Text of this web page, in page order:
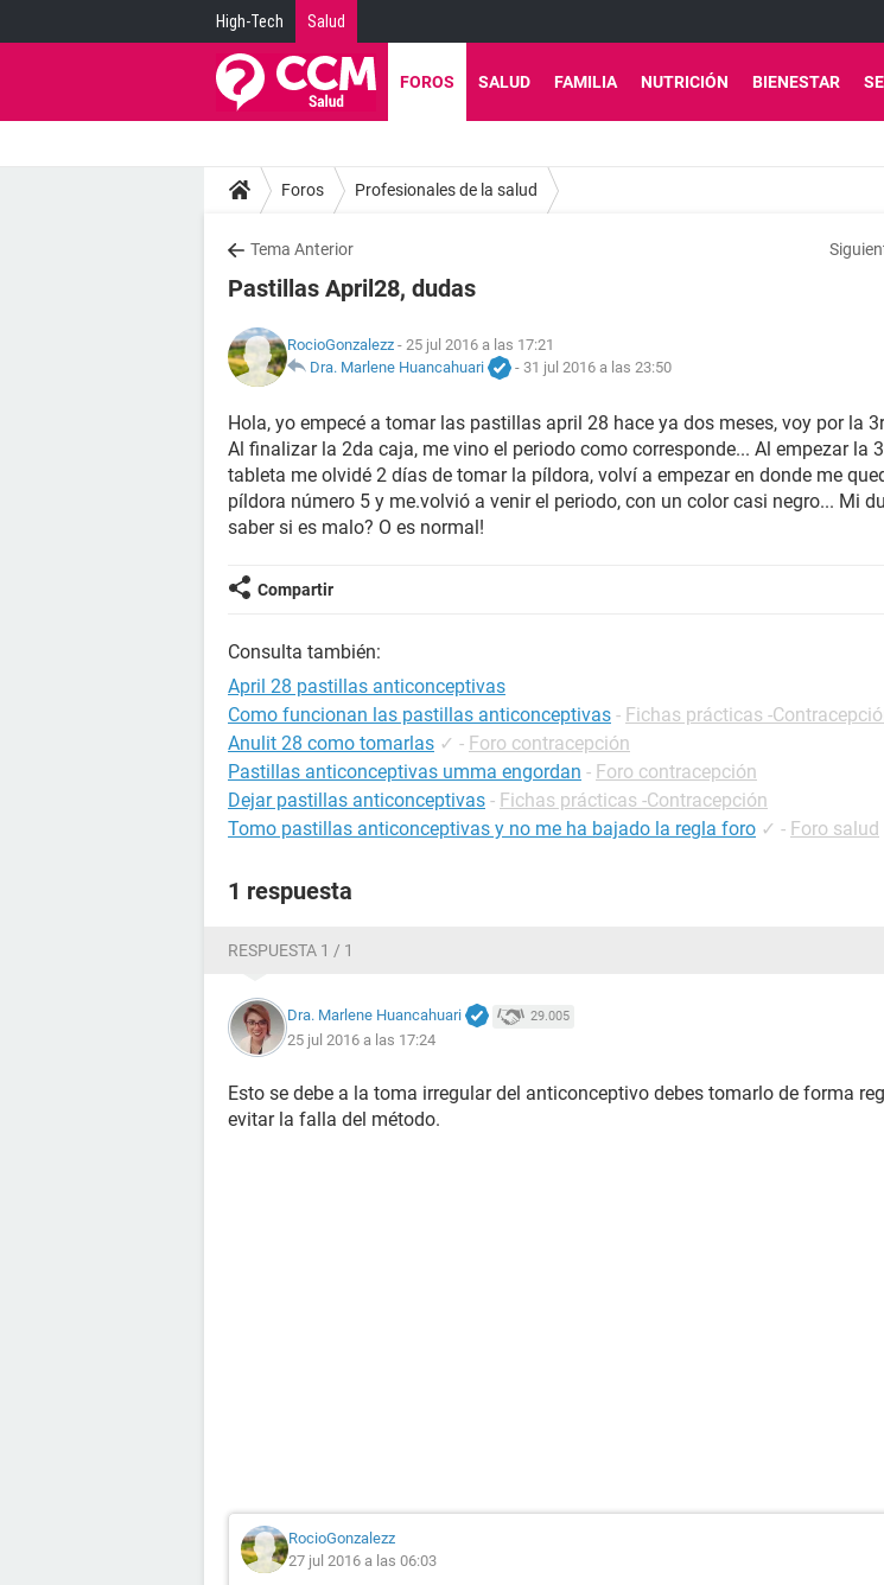
High-Tech Salud
FOROS SALUD FAMILIA NUTRICIÓN BIENESTAR
Foros Profesionales de la salud
Tema Anterior
Pastillas April28, dudas
RocioGonzalezz - 25 jul 2016 a las 17:21
Dra. Marlene Huancahuari
- 31 jul 2016 a las 23:50
Hola, yo empecé a tomar las pastillas april 28 hace ya dos meses, voy por la
Al finalizar la 2da caja, me vino el periodo como corresponde... Al empezar la
tableta me olvidé 2 días de tomar la píldora, volví a empezar en donde me
píldora número 5 y me.volvió a venir el periodo, con un color casi negro... Mi
saber si es malo? O es normal!
Compartir
Consulta también:
April 28 pastillas anticonceptivas
Como funcionan las pastillas anticonceptivas - Fichas prácticas -
Anulit 28 como tomarlas ✓ - Foro contracepción
Pastillas anticonceptivas umma engordan - Foro contracepción
Dejar pastillas anticonceptivas - Fichas prácticas -Contracepción
Tomo pastillas anticonceptivas y no me ha bajado la regla foro ✓ - Foro salud
1 respuesta
RESPUESTA 1 / 1
Dra. Marlene Huancahuari 29.005
25 jul 2016 a las 17:24
Esto se debe a la toma irregular del anticonceptivo debes tomarlo de forma
evitar la falla del método.
RocioGonzalezz
27 jul 2016 a las 06:03